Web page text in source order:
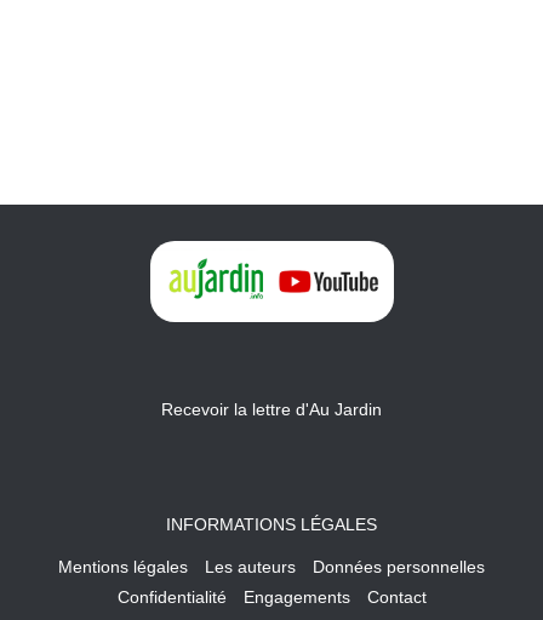
Recevoir la lettre d'Au Jardin
INFORMATIONS LÉGALES
Mentions légales Les auteurs
Données personnelles
Confidentialité
Engagements
Contact